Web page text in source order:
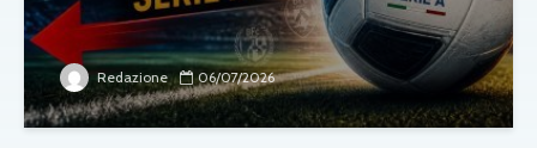
Redazione 06/07/2026